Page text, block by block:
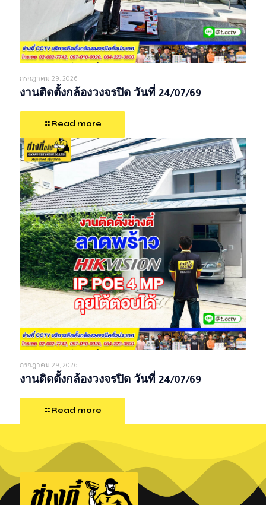
กรกฎาคม 29, 2026
งานติดตั้งกล้องวงจรปิด วันที่ 24/07/69
Read more
กรกฎาคม 29, 2026
งานติดตั้งกล้องวงจรปิด วันที่ 24/07/69
Read more